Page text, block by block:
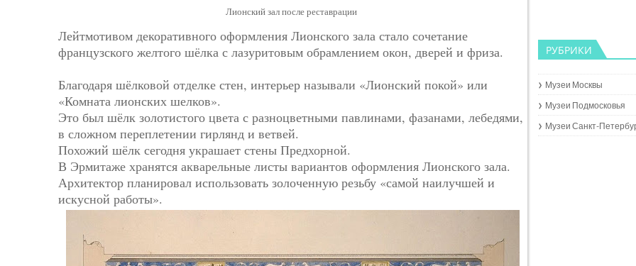
Лионский зал после реставрации
Лейтмотивом декоративного оформления Лионского зала стало сочетание
французского желтого шёлка с лазуритовым обрамлением окон, дверей и фриза.
Благодаря шёлковой отделке стен, интерьер называли «Лионский покой» или
«Комната лионских шелков».
Это был шёлк золотистого цвета с разноцветными павлинами, фазанами, лебедями,
в сложном переплетении гирлянд и ветвей.
Похожий шёлк сегодня украшает стены Предхорной.
В Эрмитаже хранятся акварельные листы вариантов оформления Лионского зала.
Архитектор планировал использовать золоченную резьбу «самой наилучшей и
искусной работы».
РУБРИКИ
Музеи Москвы
Музеи Подмосковья
Музеи Санкт-